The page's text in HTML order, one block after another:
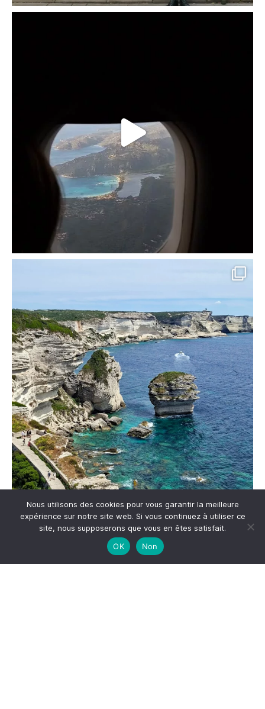
Me suivre sur Instagram
Nous utilisons des cookies pour vous garantir la meilleure
expérience sur notre site web. Si vous continuez à utiliser ce
site, nous supposerons que vous en êtes satisfait.
OK
Non